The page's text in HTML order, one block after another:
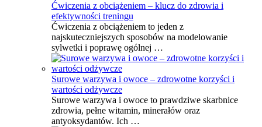
Ćwiczenia z obciążeniem – klucz do zdrowia i
efektywności treningu
Ćwiczenia z obciążeniem to jeden z
najskuteczniejszych sposobów na modelowanie
sylwetki i poprawę ogólnej …
Surowe warzywa i owoce – zdrowotne korzyści i
wartości odżywcze
Surowe warzywa i owoce to prawdziwe skarbnice
zdrowia, pełne witamin, minerałów oraz
antyoksydantów. Ich …